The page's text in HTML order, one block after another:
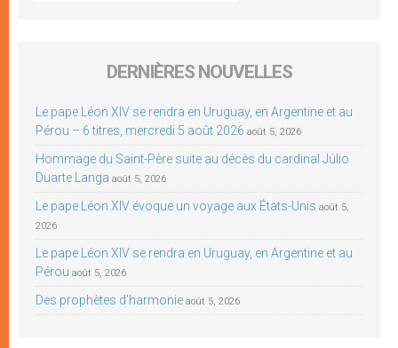
DERNIÈRES NOUVELLES
Le pape Léon XIV se rendra en Uruguay, en Argentine et au
Pérou – 6 titres, mercredi 5 août 2026 août 5, 2026
Hommage du Saint-Père suite au décès du cardinal Júlio
Duarte Langa août 5, 2026
Le pape Léon XIV évoque un voyage aux États-Unis août 5,
2026
Le pape Léon XIV se rendra en Uruguay, en Argentine et au
Pérou août 5, 2026
Des prophètes d’harmonie août 5, 2026